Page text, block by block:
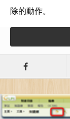
除的動作。